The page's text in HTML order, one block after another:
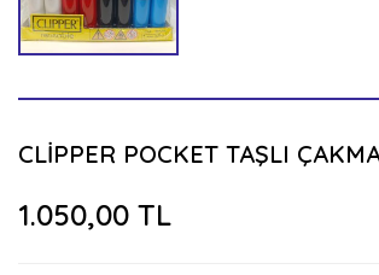
CLİPPER POCKET TAŞLI
1.050,00 TL